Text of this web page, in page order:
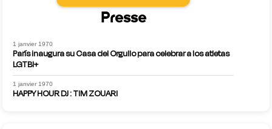
Presse
1 janvier 1970
París inaugura su Casa del Orgullo para celebrar a los atletas
LGTBI+
1 janvier 1970
HAPPY HOUR DJ : TIM ZOUARI